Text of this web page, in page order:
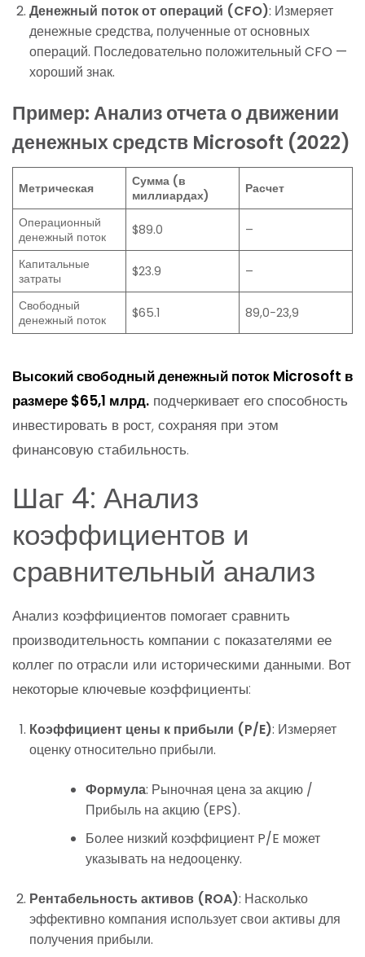
Денежный поток от операций (CFO): Измеряет
денежные средства, полученные от основных
операций. Последовательно положительный CFO —
хороший знак.
Пример: Анализ отчета о движении
денежных средств Microsoft (2022)
Метрическая
Сумма (в
миллиардах)
Расчет
Операционный
денежный поток
$89.0 –
Капитальные
затраты
$23.9 –
Свободный
денежный поток
$65.1 89,0−23,9
Высокий свободный денежный поток Microsoft в
размере $65,1 млрд. подчеркивает его способность
инвестировать в рост, сохраняя при этом
финансовую стабильность.
Шаг 4: Анализ
коэффициентов и
сравнительный анализ
Анализ коэффициентов помогает сравнить
производительность компании с показателями ее
коллег по отрасли или историческими данными. Вот
некоторые ключевые коэффициенты:
Коэффициент цены к прибыли (P/E): Измеряет
оценку относительно прибыли.
Формула: Рыночная цена за акцию /
Прибыль на акцию (EPS).
Более низкий коэффициент P/E может
указывать на недооценку.
Рентабельность активов (ROA): Насколько
эффективно компания использует свои активы для
получения прибыли.